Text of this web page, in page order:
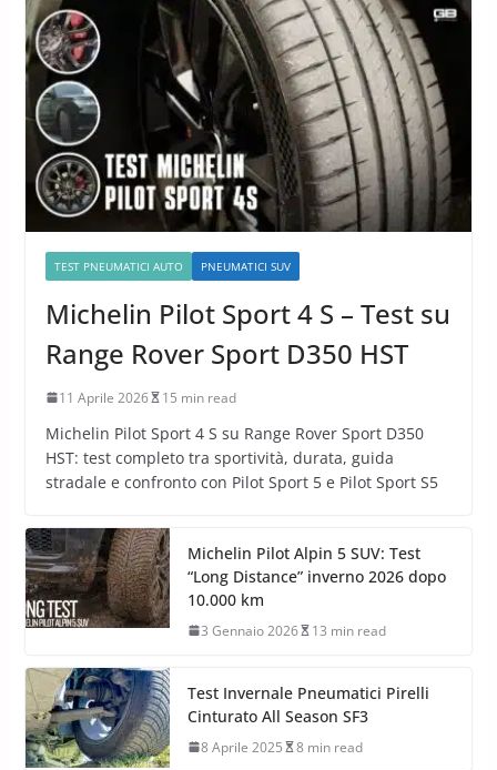
TEST PNEUMATICI AUTO PNEUMATICI SUV
Michelin Pilot Sport 4 S – Test su
Range Rover Sport D350 HST
11 Aprile 2026 15 min read
Michelin Pilot Sport 4 S su Range Rover Sport D350
HST: test completo tra sportività, durata, guida
stradale e confronto con Pilot Sport 5 e Pilot Sport S5
Michelin Pilot Alpin 5 SUV: Test
“Long Distance” inverno 2026 dopo
10.000 km
3 Gennaio 2026 13 min read
Test Invernale Pneumatici Pirelli
Cinturato All Season SF3
8 Aprile 2025 8 min read